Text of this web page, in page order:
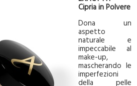
Cipria in Polvere
Dona un
aspetto
naturale e
impeccabile al
make-up,
mascherando le
imperfezioni
della pelle